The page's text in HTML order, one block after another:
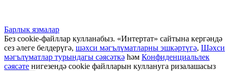
Барлык язмалар
Без cookie-файллар кулланабыз. «Интертат» сайтына кергәндә
сез әлеге белдерүгә, шәхси мәгълүматларны эшкәртүгә, Шәхси
мәгълүматлар турындагы сәясәткә һәм Конфиденциальлек
сәясәте нигезендә cookie файлларын куллануга ризалашасыз